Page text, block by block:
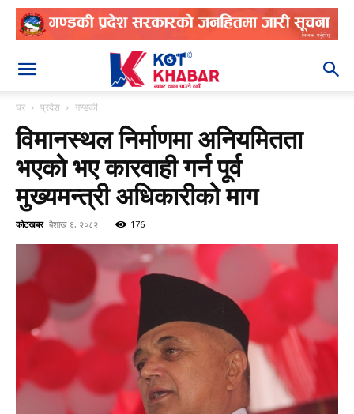
घर प्रदेश गण्डकी
विमानस्थल निर्माणमा अनियमितता
भएको भए कारवाही गर्न पूर्व
मुख्यमन्त्री अधिकारीको माग
कोटखबर बैशाख ६, २०८२ 176